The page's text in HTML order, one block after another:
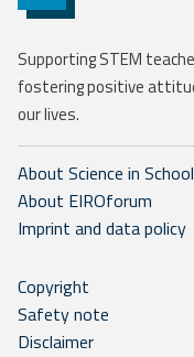
Supporting STEM
fostering positive
our lives.
About Science in School
About EIROforum
Imprint and data policy
Copyright
Safety note
Disclaimer